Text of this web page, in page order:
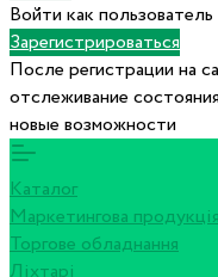
Войти как пользователь
Зарегистрироваться
После регистрации на
отслеживание
новые возможности
Каталог
Маркетингова
Торгове обладнання